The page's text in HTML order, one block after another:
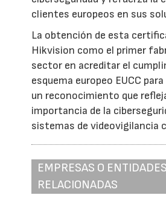
clientes europeos en sus
La obtención de esta
Hikvision como el primer
sector en acreditar el
esquema europeo EUCC
un reconocimiento que
importancia de la
sistemas de videovigilancia
EMPRESAS O ENTIDADES
RELACIONADAS